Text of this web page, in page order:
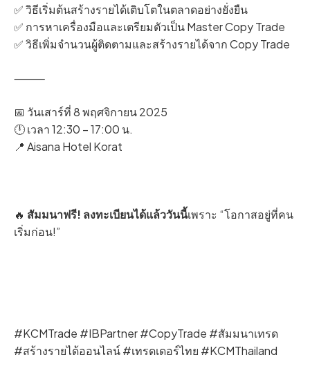
✅ วิธีเริ่มต้นสร้างรายได้เติบโตในตลาดอย่างยั่งยืน
✅ การหาเครื่องมือและเตรียมตัวเป็น Master Copy Trade
✅ วิธีเพิ่มจำนวนผู้ติดตามและสร้างรายได้จาก Copy Trade
⸻
📅 วันเสาร์ที่ 8 พฤศจิกายน 2025
🕛 เวลา 12:30 – 17:00 น.
📍 Aisana Hotel Korat
🔥 สัมมนาฟรี! ลงทะเบียนได้แล้ววันนี้เพราะ “โอกาสอยู่ที่คน
เริ่มก่อน!”
#KCMTrade #IBPartner #CopyTrade #สัมมนาเทรด
#สร้างรายได้ออนไลน์ #เทรดเดอร์ไทย #KCMThailand